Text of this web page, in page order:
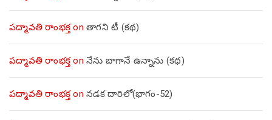
పద్మావతి రాంభక్తon తాగని టీ (కథ)
పద్మావతి రాంభక్తon నేను బాగానే ఉన్నాను (క‌థ‌)
పద్మావతి రాంభక్తon నడక దారిలో(భాగం-52)